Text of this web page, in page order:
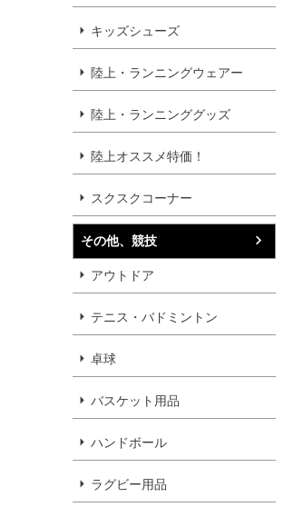
キッズシューズ
陸上・ランニングウェアー
陸上・ランニンググッズ
陸上オススメ特価！
スクスクコーナー
その他、競技
アウトドア
テニス・バドミントン
卓球
バスケット用品
ハンドボール
ラグビー用品